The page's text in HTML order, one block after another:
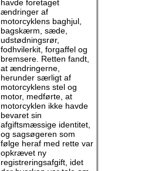
havde foretaget
ændringer af
motorcyklens baghjul,
bagskærm, sæde,
udstødningsrør,
fodhvilerkit, forgaffel og
bremsere. Retten fandt,
at ændringerne,
herunder særligt af
motorcyklens stel og
motor, medførte, at
motorcyklen ikke havde
bevaret sin
afgiftsmæssige identitet,
og sagsøgeren som
følge heraf med rette var
opkrævet ny
registreringsafgift, idet